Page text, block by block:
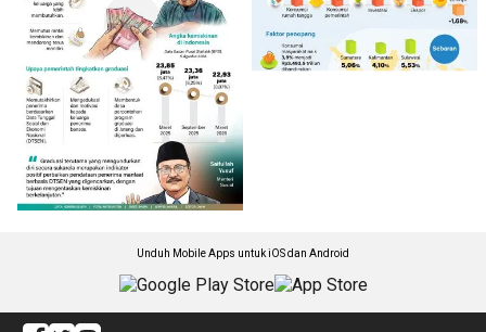
Unduh Mobile Apps untuk iOS dan Android